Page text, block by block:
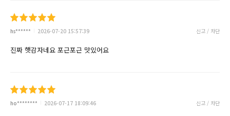
hs****** 2026-07-20 15:57:39 신고 / 차단
진짜 햇감자네요 포근포근 맛있어요
ho******** 2026-07-17 18:09:46 신고 / 차단